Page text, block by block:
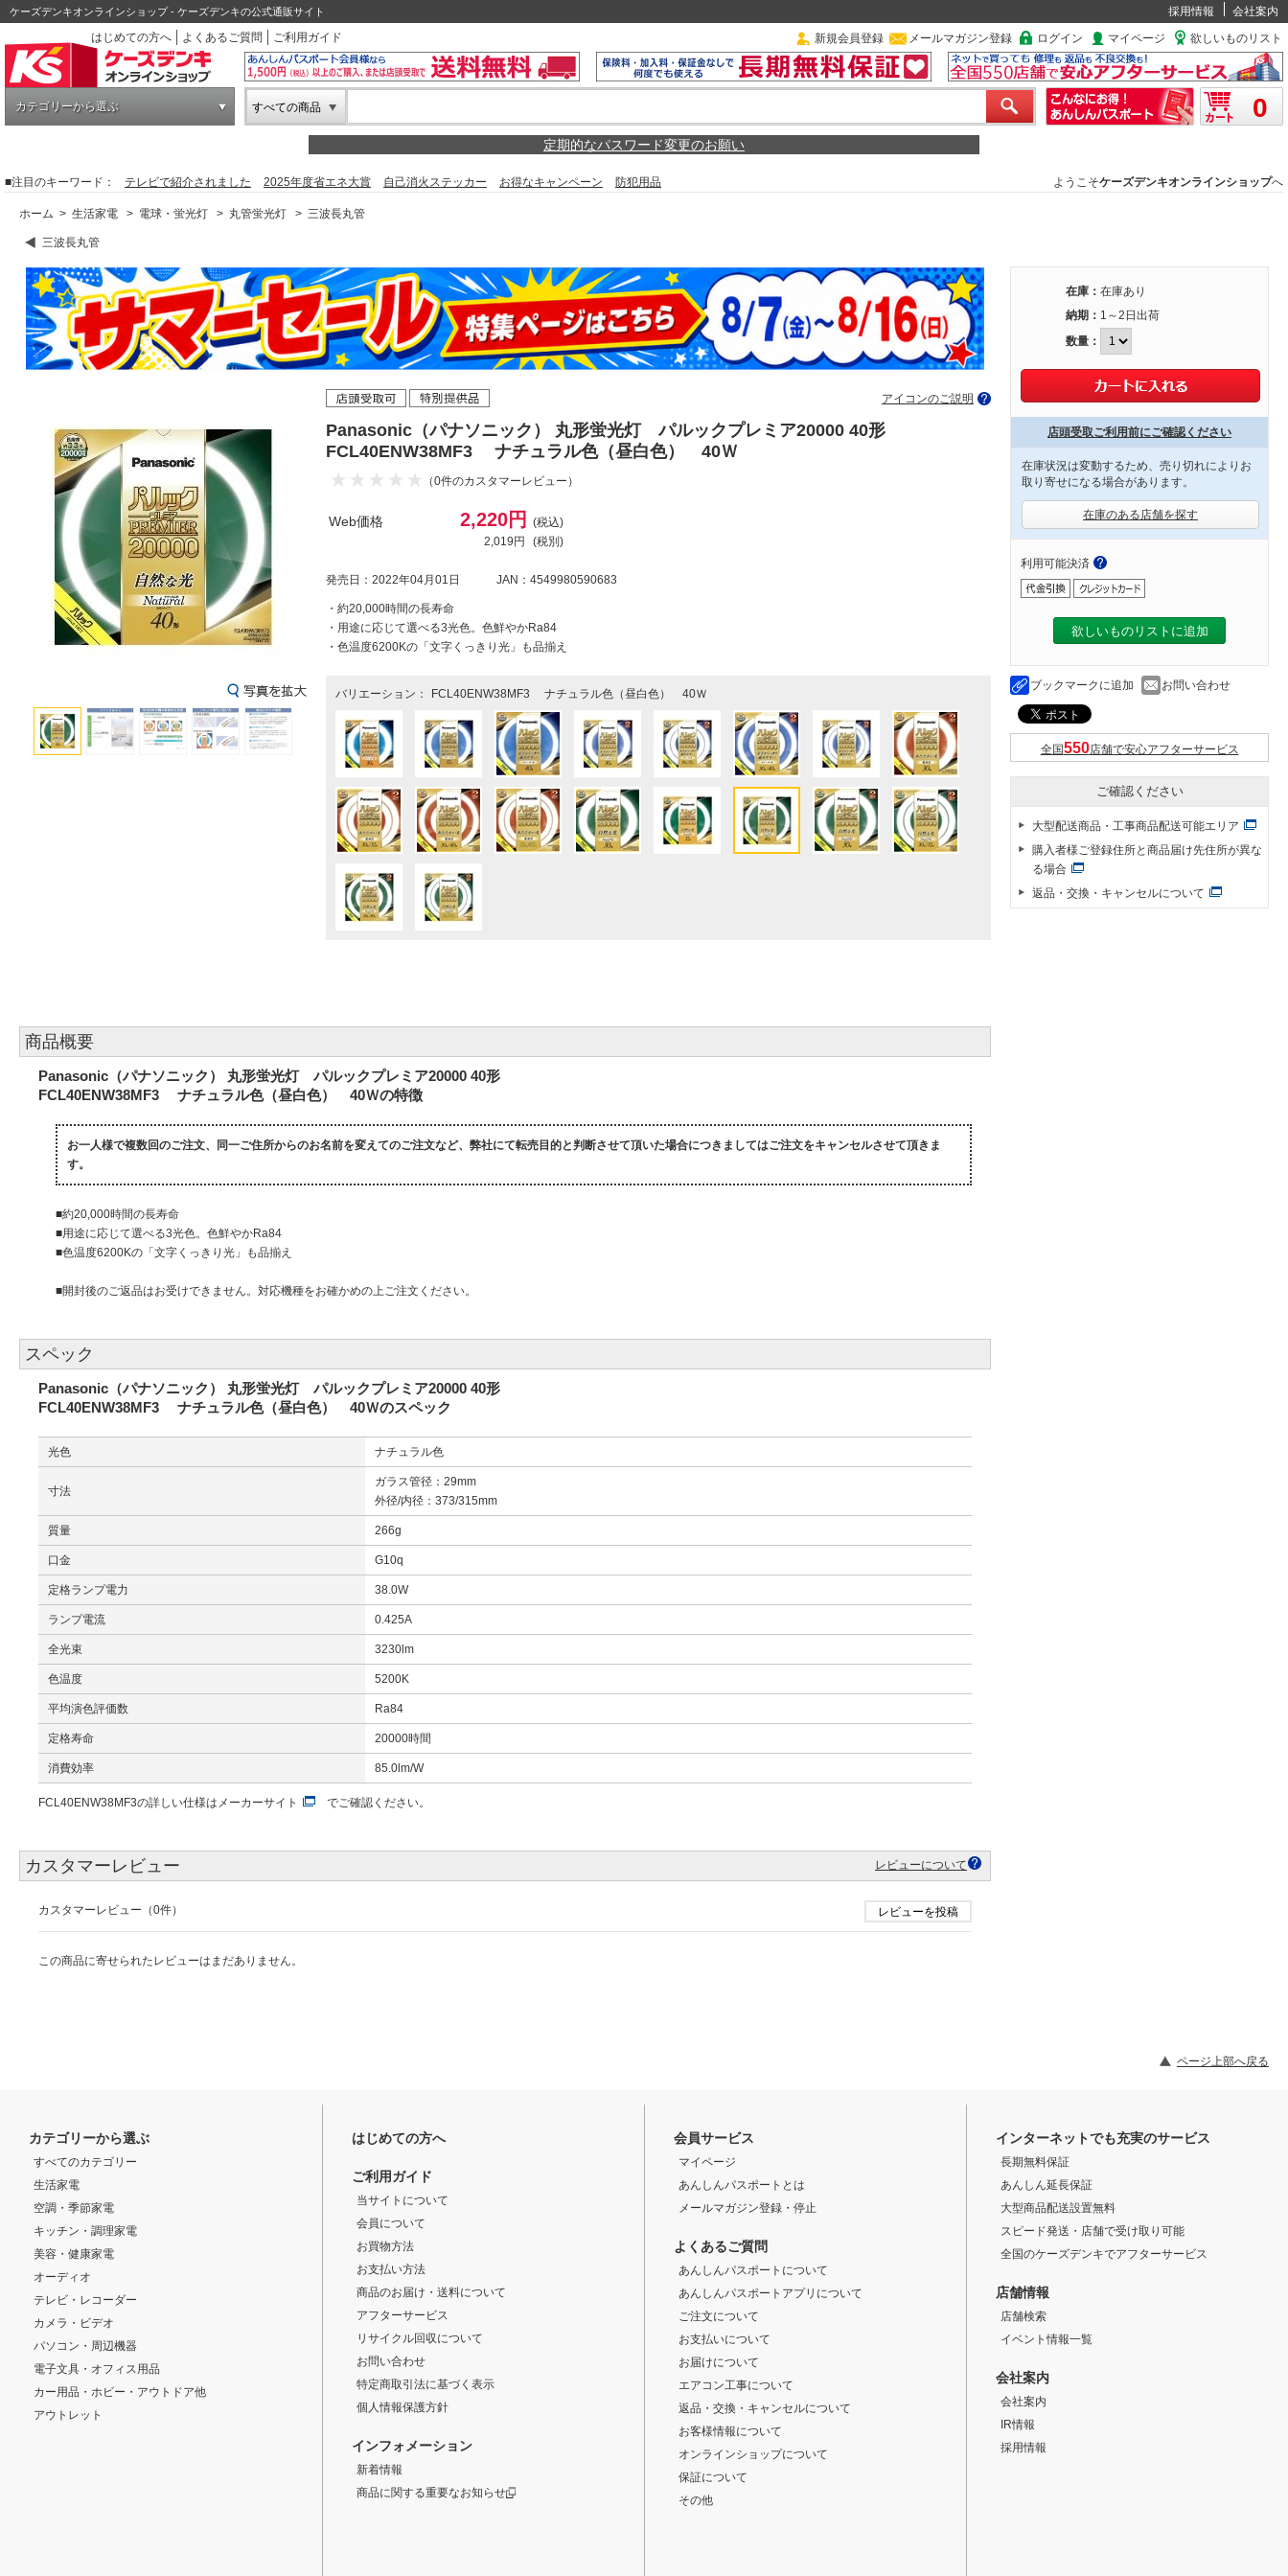
ケーズデンキオンラインショップ - ケーズデンキの公式通販サイト 採用情報
会社案内
はじめての方へ
よくあるご質問 ご利用ガイド 新規会員登録 メールマガジン登録 ログイン マイページ 欲しいものリスト
カテゴリーから選ぶ すべての商品 0
定期的なパスワード変更のお願い
■注目のキーワード： テレビで紹介されました 2025年度省エネ大賞 自己消火ステッカー お得なキャンペーン 防犯用品 ようこそケーズデンキオンラインショップへ
ホーム > 生活家電 > 電球・蛍光灯 > 丸管蛍光灯 > 三波長丸管
三波長丸管
アイコンのご説明
Panasonic（パナソニック） 丸形蛍光灯 パルックプレミア20000 40形
FCL40ENW38MF3 ナチュラル色（昼白色） 40Ｗ
（0件のカスタマーレビュー）
Web価格 2,220円
(税込)
2,019円
(税別)
発売日：2022年04月01日 JAN：4549980590683
・約20,000時間の長寿命
・用途に応じて選べる3光色。色鮮やかRa84
・色温度6200Kの「文字くっきり光」も品揃え
バリエーション： FCL40ENW38MF3 ナチュラル色（昼白色） 40Ｗ
商品概要
Panasonic（パナソニック） 丸形蛍光灯 パルックプレミア20000 40形
FCL40ENW38MF3 ナチュラル色（昼白色） 40Ｗの特徴
お一人様で複数回のご注文、同一ご住所からのお名前を変えてのご注文など、弊社にて転売目的と判断させて頂いた場合につきましてはご注文をキャンセルさせて頂きま
す。
■約20,000時間の長寿命
■用途に応じて選べる3光色。色鮮やかRa84
■色温度6200Kの「文字くっきり光」も品揃え
■開封後のご返品はお受けできません。対応機種をお確かめの上ご注文ください。
スペック
Panasonic（パナソニック） 丸形蛍光灯 パルックプレミア20000 40形
FCL40ENW38MF3 ナチュラル色（昼白色） 40Ｗのスペック
光色 ナチュラル色
寸法
ガラス管径：29mm
外径/内径：373/315mm
質量 266g
口金 G10q
定格ランプ電力 38.0W
ランプ電流 0.425A
全光束 3230lm
色温度 5200K
平均演色評価数 Ra84
定格寿命 20000時間
消費効率 85.0lm/W
FCL40ENW38MF3の詳しい仕様は メーカーサイト でご確認ください。
カスタマーレビュー レビューについて
カスタマーレビュー（0件） レビューを投稿
この商品に寄せられたレビューはまだありません。
在庫： 在庫あり
納期： 1～2日出荷
数量：
店頭受取ご利用前にご確認ください
在庫状況は変動するため、売り切れによりお
取り寄せになる場合があります。
在庫のある店舗を探す
利用可能決済
欲しいものリストに追加
ブックマークに追加 お問い合わせ
全国 店舗で安心アフターサービス
ご確認ください
大型配送商品・工事商品配送可能エリア
購入者様ご登録住所と商品届け先住所が異な
る場合
返品・交換・キャンセルについて
ページ上部へ戻る
カテゴリーから選ぶ
すべてのカテゴリー
生活家電
空調・季節家電
キッチン・調理家電
美容・健康家電
オーディオ
テレビ・レコーダー
カメラ・ビデオ
パソコン・周辺機器
電子文具・オフィス用品
カー用品・ホビー・アウトドア他
アウトレット
はじめての方へ
ご利用ガイド
当サイトについて
会員について
お買物方法
お支払い方法
商品のお届け・送料について
アフターサービス
リサイクル回収について
お問い合わせ
特定商取引法に基づく表示
個人情報保護方針
インフォメーション
新着情報
商品に関する重要なお知らせ
会員サービス
マイページ
あんしんパスポートとは
メールマガジン登録・停止
よくあるご質問
あんしんパスポートについて
あんしんパスポートアプリについて
ご注文について
お支払いについて
お届けについて
エアコン工事について
返品・交換・キャンセルについて
お客様情報について
オンラインショップについて
保証について
その他
インターネットでも充実のサービス
長期無料保証
あんしん延長保証
大型商品配送設置無料
スピード発送・店舗で受け取り可能
全国のケーズデンキでアフターサービス
店舗情報
店舗検索
イベント情報一覧
会社案内
会社案内
IR情報
採用情報